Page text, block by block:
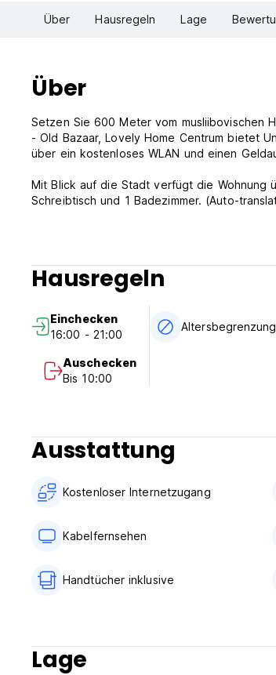
Über Hausregeln Lage
Über
Setzen Sie 600 Meter vom musliibovischen
- Old Bazaar, Lovely Home Centrum bietet
über ein kostenloses WLAN und einen
Mit Blick auf die Stadt verfügt die Wohnung
Schreibtisch und 1 Badezimmer. (Auto-
Hausregeln
Einchecken
16:00 - 21:00
Auschecken
Bis 10:00
Altersbegrenzung
Ausstattung
Kostenloser Internetzugang
Kabelfernsehen
Handtücher inklusive
Lage